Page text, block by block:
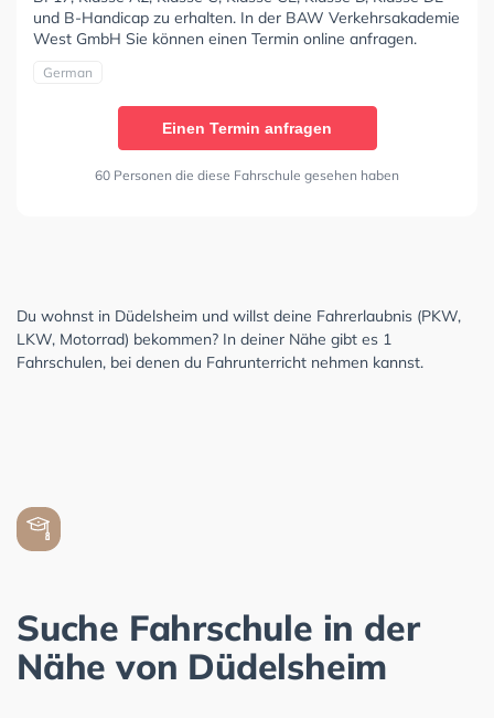
und B-Handicap zu erhalten. In der BAW Verkehrsakademie
West GmbH Sie können einen Termin online anfragen.
German
Einen Termin anfragen
60 Personen die diese Fahrschule gesehen haben
Du wohnst in Düdelsheim und willst deine Fahrerlaubnis (PKW,
LKW, Motorrad) bekommen? In deiner Nähe gibt es 1
Fahrschulen, bei denen du Fahrunterricht nehmen kannst.
Suche Fahrschule in der
Nähe von Düdelsheim